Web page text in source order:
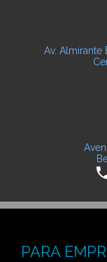
Av. Almirante
PARA